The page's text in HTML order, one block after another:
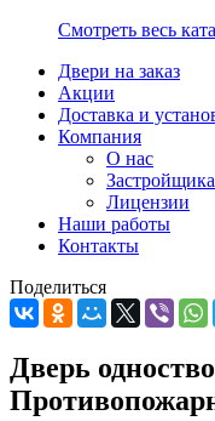
Смотреть весь
Двери на заказ
Акции
Доставка и
Компания
О нас
Лицензии
Наши работы
Контакты
Поделиться
Дверь